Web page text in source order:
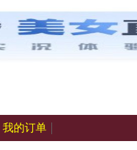
我的订单